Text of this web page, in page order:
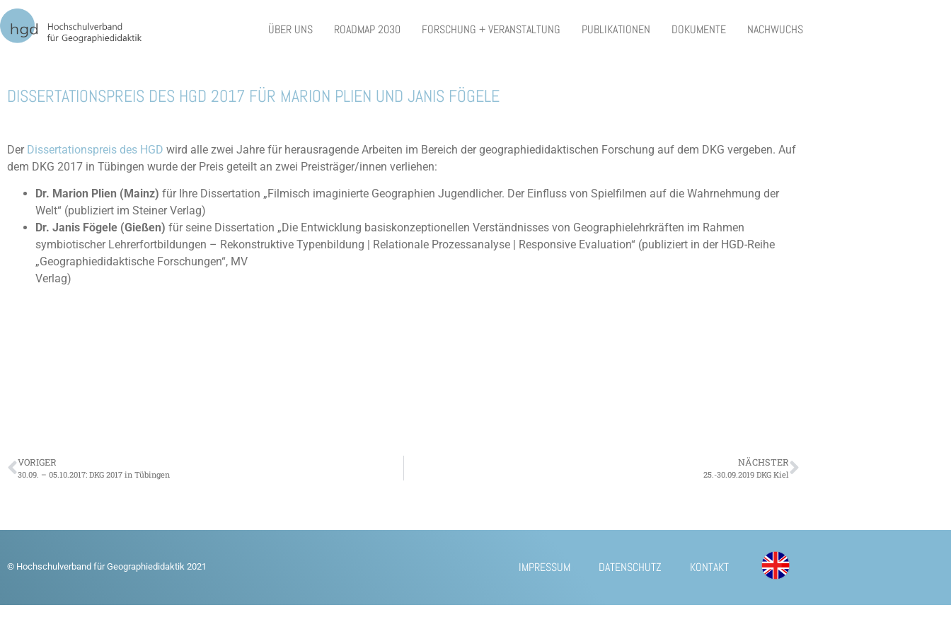
ÜBER UNS ROADMAP 2030 FORSCHUNG + VERANSTALTUNG PUBLIKATIONEN DOKUMENTE NACHWUCHS
‹‹zurück zur News-Übersicht
DISSERTATIONSPREIS DES HGD 2017 FÜR MARION PLIEN UND JANIS FÖGELE
Der Dissertationspreis des HGD wird alle zwei Jahre für herausragende Arbeiten im Bereich der geographiedidaktischen Forschung auf dem DKG vergeben. Auf
dem DKG 2017 in Tübingen wurde der Preis geteilt an zwei Preisträger/innen verliehen:
Dr. Marion Plien (Mainz) für Ihre Dissertation „Filmisch imaginierte Geographien Jugendlicher. Der Einfluss von Spielfilmen auf die Wahrnehmung der
Welt“ (publiziert im Steiner Verlag)
Dr. Janis Fögele (Gießen) für seine Dissertation „Die Entwicklung basiskonzeptionellen Verständnisses von Geographielehrkräften im Rahmen
symbiotischer Lehrerfortbildungen – Rekonstruktive Typenbildung | Relationale Prozessanalyse | Responsive Evaluation“ (publiziert in der HGD-Reihe
„Geographiedidaktische Forschungen“, MV
Verlag)
VORIGER
30.09. – 05.10.2017: DKG 2017 in Tübingen
NÄCHSTER
25.-30.09.2019 DKG Kiel
© Hochschulverband für Geographiedidaktik 2021 IMPRESSUM DATENSCHUTZ KONTAKT